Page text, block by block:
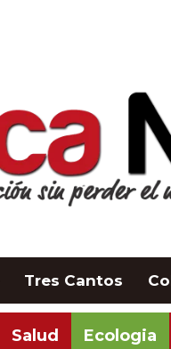
Tres Cantos
Salud Ecologia